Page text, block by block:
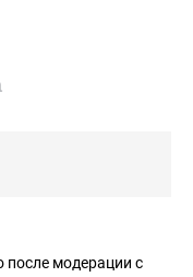
после модерации с